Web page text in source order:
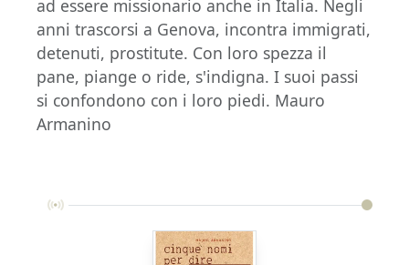
ad essere missionario anche in Italia. Negli
anni trascorsi a Genova, incontra immigrati,
detenuti, prostitute. Con loro spezza il
pane, piange o ride, s'indigna. I suoi passi
si confondono con i loro piedi. Mauro
Armanino